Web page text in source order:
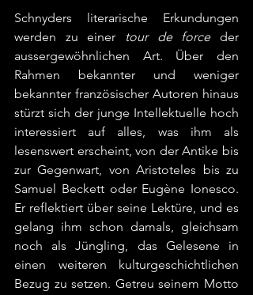
Schnyders literarische Erkundungen
werden zu einer
tour de force der
aussergewöhnlichen Art. Über den
Rahmen bekannter und weniger
bekannter französischer Autoren hinaus
stürzt sich der junge Intellektuelle hoch
interessiert auf alles, was ihm als
lesenswert erscheint, von der Antike bis
zur Gegenwart, von Aristoteles bis zu
Samuel Beckett oder Eugène Ionesco.
Er reflektiert über seine Lektüre, und es
gelang ihm schon damals, gleichsam
noch als Jüngling, das Gelesene in
einen weiteren kulturgeschichtlichen
Bezug zu setzen. Getreu seinem Motto